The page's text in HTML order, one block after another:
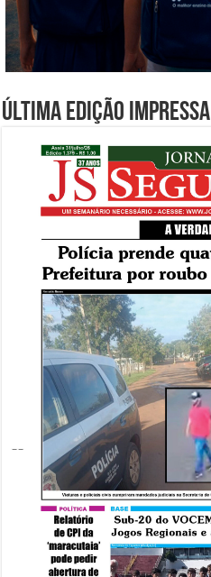
Última edição impressa